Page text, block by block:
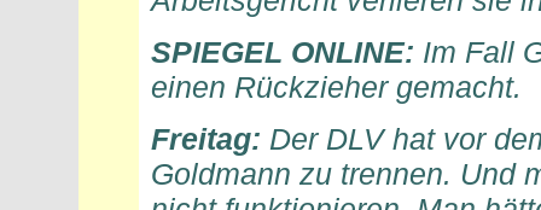
SPIEGEL ONLINE: Im Fall
einen Rückzieher gemacht.
Freitag: Der DLV hat vor
Goldmann zu trennen. Und